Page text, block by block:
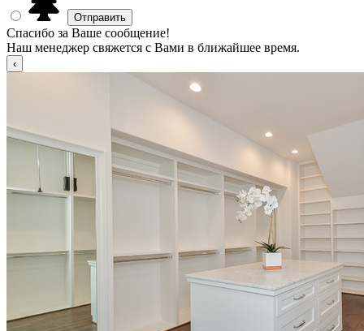
Спасибо за Ваше сообщение!
Наш менеджер свяжется с Вами в ближайшее время.